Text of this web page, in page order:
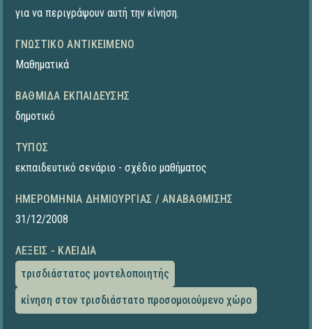
για να περιγράψουν αυτή την κίνηση.
ΓΝΩΣΤΙΚΌ ΑΝΤΙΚΕΊΜΕΝΟ
Μαθηματικά
ΒΑΘΜΊΔΑ ΕΚΠΑΊΔΕΥΣΗΣ
δημοτικό
ΤΎΠΟΣ
εκπαιδευτικό σενάριο - σχέδιο μαθήματος
ΗΜΕΡΟΜΗΝΊΑ ΔΗΜΙΟΥΡΓΊΑΣ / ΑΝΑΒΆΘΜΙΣΗΣ
31/12/2008
ΛΈΞΕΙΣ - ΚΛΕΙΔΙΆ
τρισδιάστατος μοντελοποιητής
κίνηση στον τρισδιάστατο προσομοιούμενο χώρο